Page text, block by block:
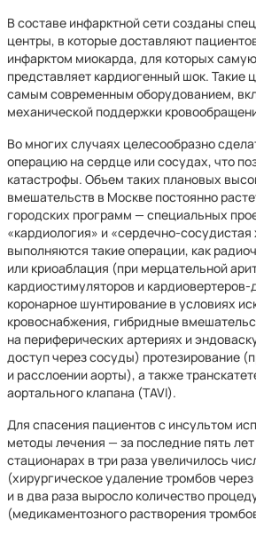
В составе инфарктной сети созданы
центры, в которые доставляют
инфарктом миокарда, для которых
представляет кардиогенный шок. Такие
самым современным оборудованием,
механической поддержки
Во многих случаях целесообразно
операцию на сердце или сосудах, что
катастрофы. Объем таких плановых
вмешательств в Москве постоянно
городских программ — специальных
«кардиология» и «сердечно-сосудистая
выполняются такие операции, как
или криоаблация (при мерцательной
кардиостимуляторов и
коронарное шунтирование в условиях
кровоснабжения, гибридные
на периферических артериях и
доступ через сосуды) протезирование
и расслоении аорты), а также
аортального клапана (TAVI).
Для спасения пациентов с инсультом
методы лечения — за последние пять
стационарах в три раза увеличилось
(хирургическое удаление тромбов
и в два раза выросло количество
(медикаментозного растворения